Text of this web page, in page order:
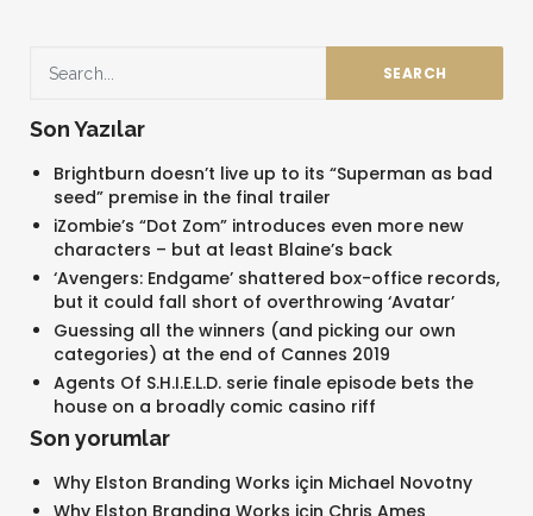
Son Yazılar
Brightburn doesn’t live up to its “Superman as bad
seed” premise in the final trailer
iZombie’s “Dot Zom” introduces even more new
characters – but at least Blaine’s back
‘Avengers: Endgame’ shattered box-office records,
but it could fall short of overthrowing ‘Avatar’
Guessing all the winners (and picking our own
categories) at the end of Cannes 2019
Agents Of S.H.I.E.L.D. serie finale episode bets the
house on a broadly comic casino riff
Son yorumlar
Why Elston Branding Works için Michael Novotny
Why Elston Branding Works için Chris Ames